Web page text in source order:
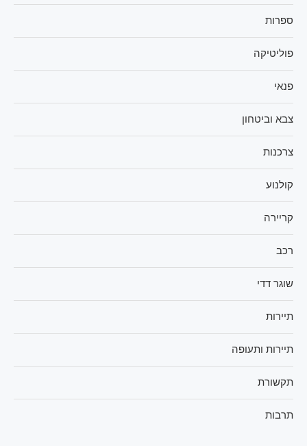
ספרות
פוליטיקה
פנאי
צבא וביטחון
צרכנות
קולנוע
קריירה
רכב
שוגר דדי
תיירות
תיירות ותעופה
תקשורת
תרבות